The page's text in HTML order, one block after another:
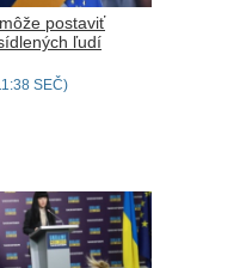
postaviť
ľudí
SEČ)